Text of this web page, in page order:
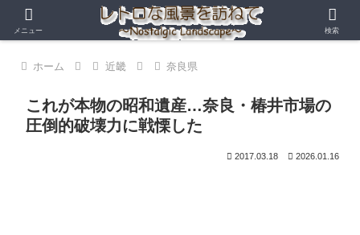
ホーム 近畿 奈良県
これが本物の昭和遺産…奈良・椿井市場の
圧倒的破壊力に戦慄した
2017.03.18 2026.01.16
メニュー 検索